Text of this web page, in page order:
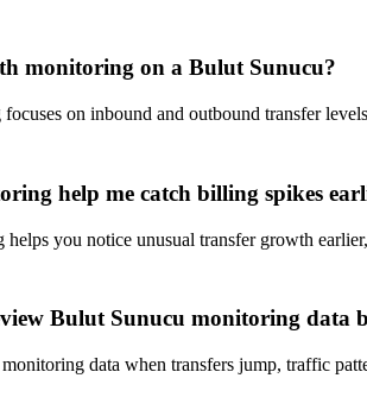
monitoring on a Bulut Sunucu?
on inbound and outbound transfer
help me catch billing spikes
you notice unusual transfer growth
Bulut Sunucu monitoring data
data when transfers jump, traffic